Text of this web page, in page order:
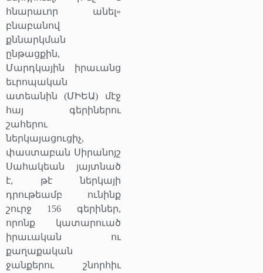
հնարաւոր անել»
բնաբանով
քննարկման
ընթացքին,
Մարդկային իրաւանց
եւրոպական
ատեանին (ՄԻԵԱ) մէջ
հայ գերիներու
շահերու
ներկայացուցիչ,
փաստաբան Սիրանոյշ
Սահակեան յայտնած
է, թէ ներկայի
դրութեամբ ունինք
շուրջ 156 գերիներ,
որոնք կատարուած
իրաւական ու
քաղաքական
ջանքերու շնորհիւ